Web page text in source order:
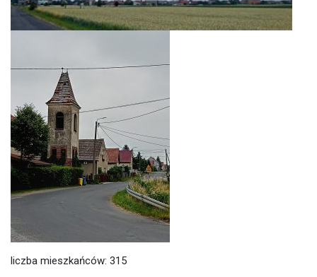
liczba mieszkańców: 315